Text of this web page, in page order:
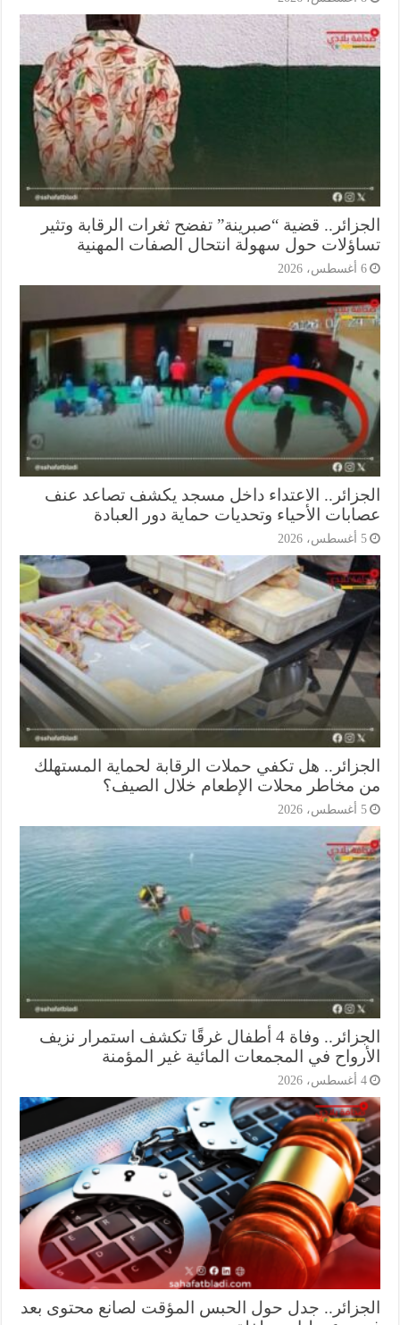
قضية “صبرينة” تفضح ثغرات الرقابة وتثير
حول سهولة انتحال الصفات المهنية
الاعتداء داخل مسجد يكشف تصاعد عنف
الأحياء وتحديات حماية دور العبادة
هل تكفي حملات الرقابة لحماية المستهلك
مخاطر محلات الإطعام خلال الصيف؟
الجزائر.. وفاة 4 أطفال غرقًا تكشف استمرار نزيف
في المجمعات المائية غير المؤمنة
جدل حول الحبس المؤقت لصانع محتوى بعد